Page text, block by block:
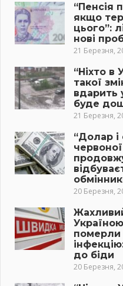
“Пенсія
якщо
цього”:
нові
21 Березня,
“Ніхто в
такої
вдарить
буде
21 Березня,
“Долар
20 Березня,
померли
до біди
20 Березня,